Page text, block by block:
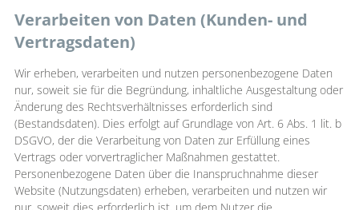
Verarbeiten von Daten (Kunden- und
Vertragsdaten)
Wir erheben, verarbeiten und nutzen personenbezogene Daten
nur, soweit sie für die Begründung, inhaltliche Ausgestaltung oder
Änderung des Rechtsverhältnisses erforderlich sind
(Bestandsdaten). Dies erfolgt auf Grundlage von Art. 6 Abs. 1 lit. b
DSGVO, der die Verarbeitung von Daten zur Erfüllung eines
Vertrags oder vorvertraglicher Maßnahmen gestattet.
Personenbezogene Daten über die Inanspruchnahme dieser
Website (Nutzungsdaten) erheben, verarbeiten und nutzen wir